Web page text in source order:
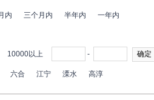
内 三个月内 半年内 一年内
10000以上 -
六合 江宁 溧水 高淳